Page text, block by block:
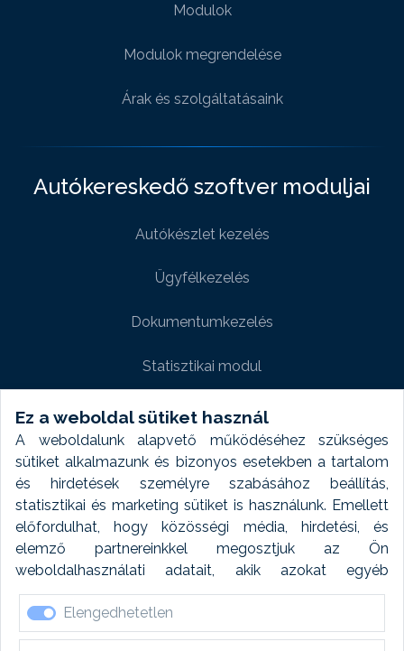
Ez a weboldal sütiket használ
A weboldalunk alapvető működéséhez szükséges
sütiket alkalmazunk és bizonyos esetekben a tartalom
és hirdetések személyre szabásához beállítás,
statisztikai és marketing sütiket is használunk. Emellett
előfordulhat, hogy közösségi média, hirdetési, és
elemző partnereinkkel megosztjuk az Ön
weboldalhasználati adatait, akik azokat egyéb
forrásokból gyűjtött adatokkal kombinálhatják. A sütik
elfogadásával kapcsolatosan naplózást végzünk és
ezen adatokat 6 hónap után automatikusan töröljük. A
Elengedhetetlen
Modulok
Modulok megrendelése
Árak és szolgáltatásaink
Autókereskedő szoftver moduljai
Autókészlet kezelés
Ügyfélkezelés
Dokumentumkezelés
Statisztikai modul
Weboldal modul
Fényképtár extra modul
Autómosó modul
Feladatütemezés